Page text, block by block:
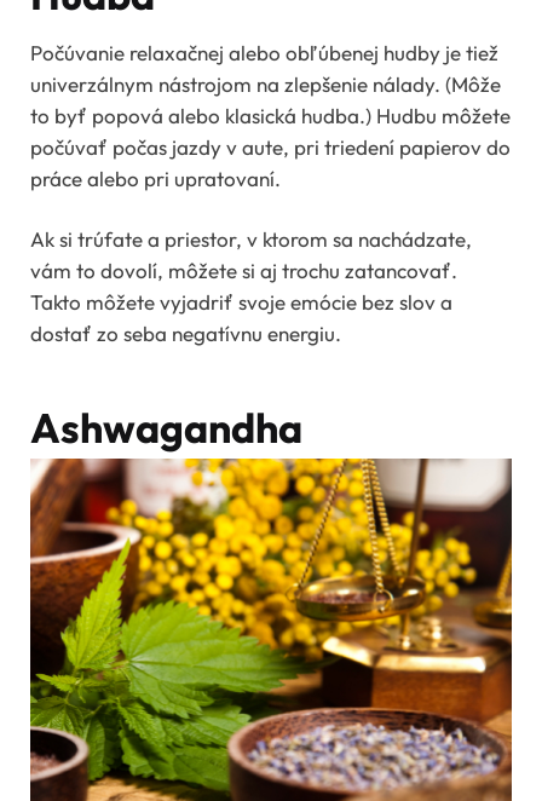
Počúvanie relaxačnej alebo obľúbenej hudby je tiež
univerzálnym nástrojom na zlepšenie nálady. (Môže
to byť popová alebo klasická hudba.) Hudbu môžete
počúvať počas jazdy v aute, pri triedení papierov do
práce alebo pri upratovaní.
Ak si trúfate a priestor, v ktorom sa nachádzate,
vám to dovolí, môžete si aj trochu zatancovať.
Takto môžete vyjadriť svoje emócie bez slov a
dostať zo seba negatívnu energiu.
Ashwagandha